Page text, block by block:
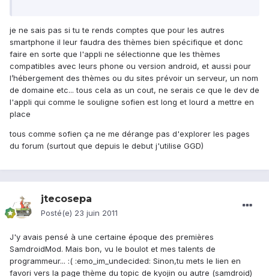
je ne sais pas si tu te rends comptes que pour les autres
smartphone il leur faudra des thèmes bien spécifique et donc
faire en sorte que l'appli ne sélectionne que les thèmes
compatibles avec leurs phone ou version android, et aussi pour
l’hébergement des thèmes ou du sites prévoir un serveur, un nom
de domaine etc... tous cela as un cout, ne serais ce que le dev de
l'appli qui comme le souligne sofien est long et lourd a mettre en
place
tous comme sofien ça ne me dérange pas d'explorer les pages
du forum (surtout que depuis le debut j'utilise GGD)
jtecosepa
Posté(e) 23 juin 2011
J'y avais pensé à une certaine époque des premières
SamdroidMod. Mais bon, vu le boulot et mes talents de
programmeur... :( :emo_im_undecided: Sinon,tu mets le lien en
favori vers la page thème du topic de kyojin ou autre (samdroid)